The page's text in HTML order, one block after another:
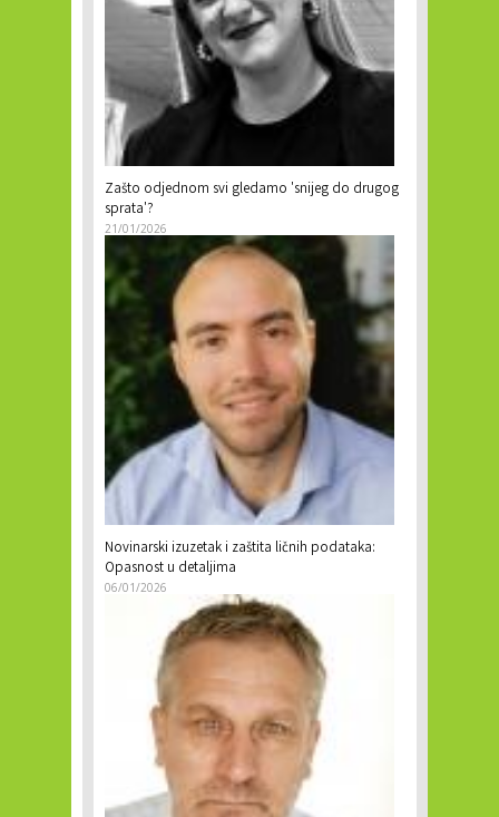
Zašto odjednom svi gledamo 'snijeg do drugog
sprata'?
21/01/2026
Novinarski izuzetak i zaštita ličnih podataka:
Opasnost u detaljima
06/01/2026